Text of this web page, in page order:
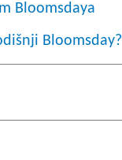
Bloomsdaya
Bloomsday?